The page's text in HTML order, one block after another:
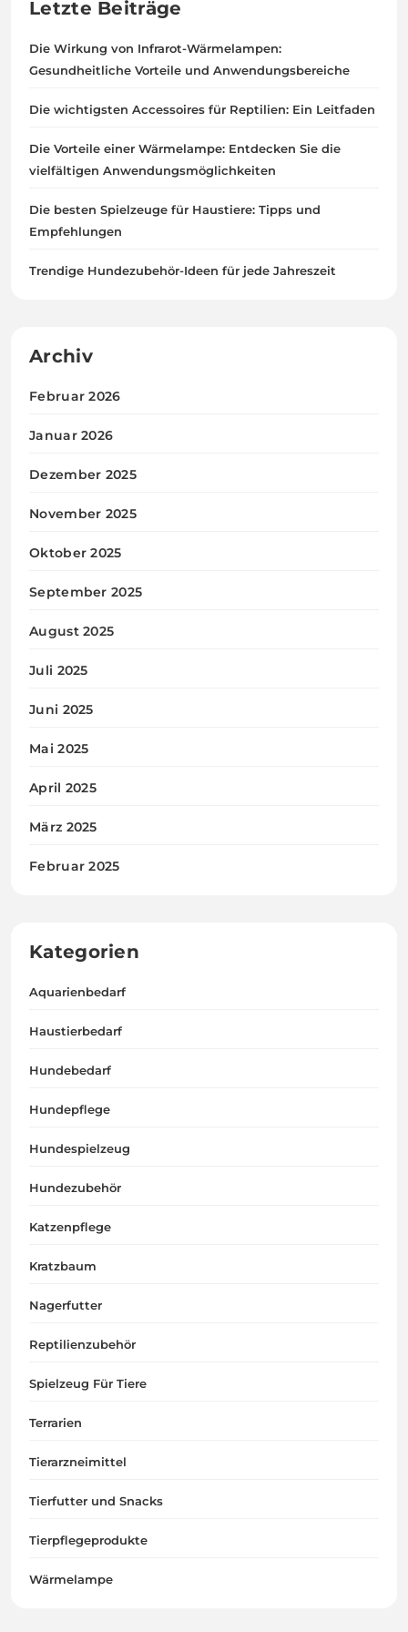
Letzte Beiträge
Die Wirkung von Infrarot-Wärmelampen:
Gesundheitliche Vorteile und Anwendungsbereiche
Die wichtigsten Accessoires für Reptilien: Ein Leitfaden
Die Vorteile einer Wärmelampe: Entdecken Sie die
vielfältigen Anwendungsmöglichkeiten
Die besten Spielzeuge für Haustiere: Tipps und
Empfehlungen
Trendige Hundezubehör-Ideen für jede Jahreszeit
Archiv
Februar 2026
Januar 2026
Dezember 2025
November 2025
Oktober 2025
September 2025
August 2025
Juli 2025
Juni 2025
Mai 2025
April 2025
März 2025
Februar 2025
Kategorien
Aquarienbedarf
Haustierbedarf
Hundebedarf
Hundepflege
Hundespielzeug
Hundezubehör
Katzenpflege
Kratzbaum
Nagerfutter
Reptilienzubehör
Spielzeug Für Tiere
Terrarien
Tierarzneimittel
Tierfutter und Snacks
Tierpflegeprodukte
Wärmelampe